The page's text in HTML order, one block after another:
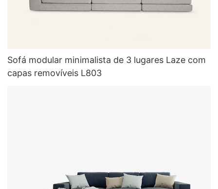
Sofá modular minimalista de 3 lugares Laze com
capas removíveis L803